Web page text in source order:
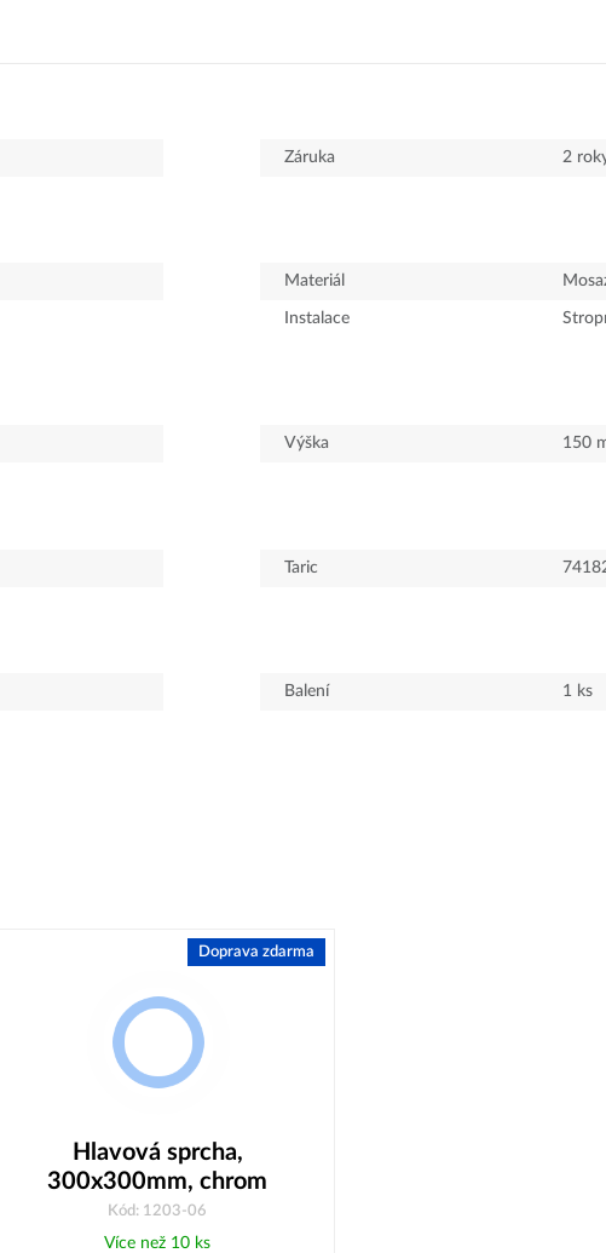
Záruka 2
Materiál
Instalace
Výška 150
Taric
Balení 1 ks
Doprava zdarma
Hlavová sprcha,
300x300mm, chrom
Kód: 1203-06
Více než 10 ks